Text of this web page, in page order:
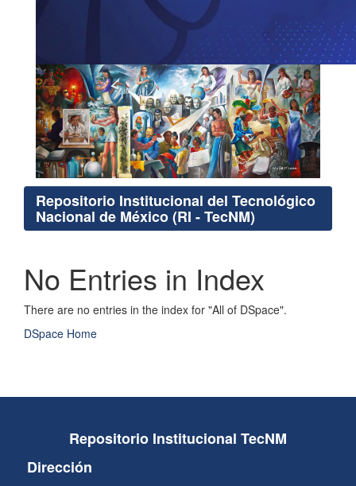
Repositorio Institucional del Tecnológico
Nacional de México (RI - TecNM)
No Entries in Index
There are no entries in the index for "All of DSpace".
DSpace Home
Repositorio Institucional TecNM
Dirección